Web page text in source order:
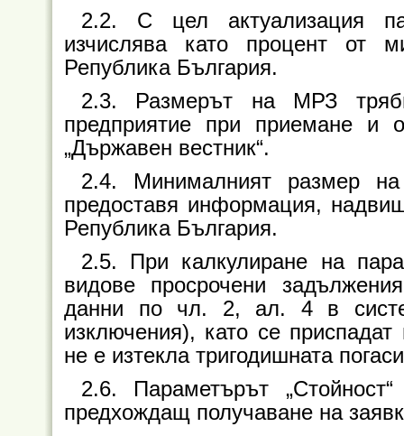
2.2. С цел актуализация
изчислява като процент от
Република България.
2.3. Размерът на МРЗ
предприятие при приемане
„Държавен вестник“.
2.4. Минималният размер
предоставя информация,
Република България.
2.5. При калкулиране на
видове просрочени
данни по чл. 2, ал. 4 в
изключения), като се
не е изтекла тригодишната
2.6. Параметърът
предхождащ получаване на